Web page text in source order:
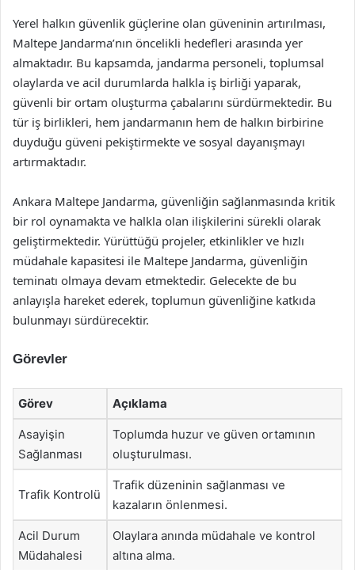
Yerel halkın güvenlik güçlerine olan güveninin artırılması,
Maltepe Jandarma’nın öncelikli hedefleri arasında yer
almaktadır. Bu kapsamda, jandarma personeli, toplumsal
olaylarda ve acil durumlarda halkla iş birliği yaparak,
güvenli bir ortam oluşturma çabalarını sürdürmektedir. Bu
tür iş birlikleri, hem jandarmanın hem de halkın birbirine
duyduğu güveni pekiştirmekte ve sosyal dayanışmayı
artırmaktadır.
Ankara Maltepe Jandarma, güvenliğin sağlanmasında kritik
bir rol oynamakta ve halkla olan ilişkilerini sürekli olarak
geliştirmektedir. Yürüttüğü projeler, etkinlikler ve hızlı
müdahale kapasitesi ile Maltepe Jandarma, güvenliğin
teminatı olmaya devam etmektedir. Gelecekte de bu
anlayışla hareket ederek, toplumun güvenliğine katkıda
bulunmayı sürdürecektir.
Görevler
Görev Açıklama
Asayişin
Sağlanması
Toplumda huzur ve güven ortamının
oluşturulması.
Trafik Kontrolü
Trafik düzeninin sağlanması ve
kazaların önlenmesi.
Acil Durum
Müdahalesi
Olaylara anında müdahale ve kontrol
altına alma.